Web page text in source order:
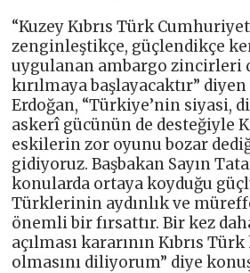
“Kuzey Kıbrıs Türk
zenginleştikçe, güçlendikçe
uygulanan ambargo zincirleri
kırılmaya başlayacaktır”
Erdoğan, “Türkiye’nin siyasi,
askerî gücünün de desteğiyle
eskilerin zor oyunu bozar
gidiyoruz. Başbakan Sayın
konularda ortaya koyduğu
Türklerinin aydınlık ve
önemli bir fırsattır. Bir kez
açılması kararının Kıbrıs
olmasını diliyorum” diye